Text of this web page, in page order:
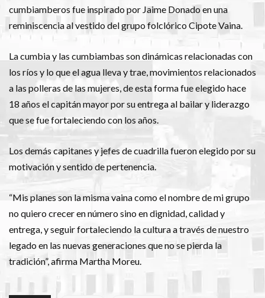
cumbiamberos fue inspirado por Jaime Donado en una
reminiscencia al vestido del grupo folclórico Cipote Vaina.
La cumbia y las cumbiambas son dinámicas relacionadas con
los ríos y lo que el agua lleva y trae, movimientos relacionados
a las polleras de las mujeres, de esta forma fue elegido hace
18 años el capitán mayor por su entrega al bailar y liderazgo
que se fue fortaleciendo con los años.
Los demás capitanes y jefes de cuadrilla fueron elegido por su
motivación y sentido de pertenencia.
“Mis planes son la misma vaina como el nombre de mi grupo
no quiero crecer en número sino en dignidad, calidad y
entrega, y seguir fortaleciendo la cultura a través de nuestro
legado en las nuevas generaciones que no se pierda la
tradición”, afirma Martha Moreu.